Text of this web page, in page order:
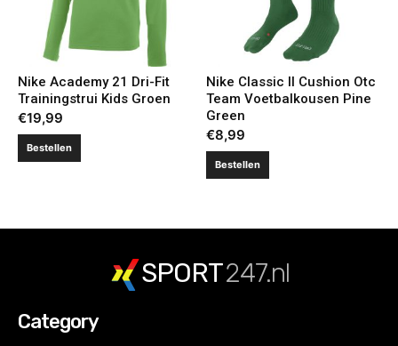
Nike Academy 21 Dri-Fit
Trainingstrui Kids Groen
€19,99
Bestellen
Nike Classic II Cushion Otc
Team Voetbalkousen Pine
Green
€8,99
Bestellen
SPORT247.nl
Category